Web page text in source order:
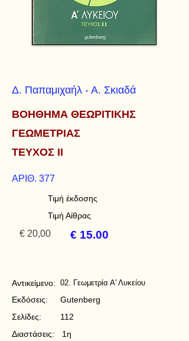
Δ. Παπαμιχαήλ - Α. Σκιαδά
ΒΟΗΘΗΜΑ ΘΕΩΡΙΤΙΚΗΣ
ΓΕΩΜΕΤΡΙΑΣ
ΤΕΥΧΟΣ ΙΙ
ΑΡΙΘ. 377
Τιμή έκδοσης
Τιμή Αίθρας
€ 20,00 € 15.00
Αντικείμενο:
Εκδόσεις:
Σελίδες:
02. Γεωμετρία Α' Λυκείου
Gutenberg
112
Διαστάσεις:
1η